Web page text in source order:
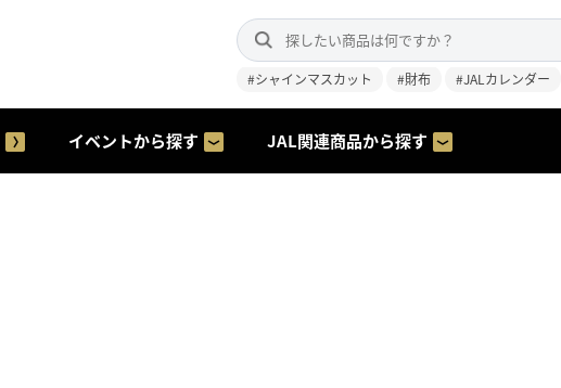
#シャインマスカット #財布 #JALカレンダー
イベントから探す JAL関連商品から探す